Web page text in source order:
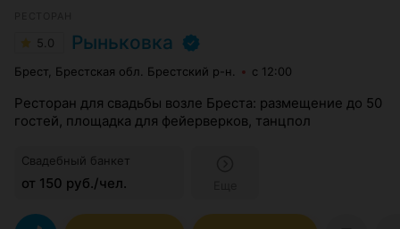
5.0 Рыньковка
Брест, Брестская обл. Брестский р-н. с 12:00
Ресторан для свадьбы возле Бреста: размещение до 50
гостей, площадка для фейерверков, танцпол
Свадебный банкет
от 150 руб./чел.